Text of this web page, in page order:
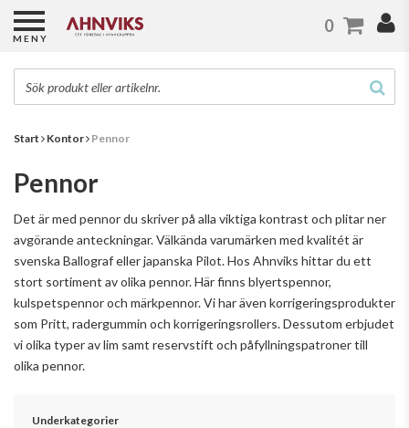
Start Kontor Pennor
Pennor
Det är med pennor du skriver på alla viktiga kontrast och plitar ner
avgörande anteckningar. Välkända varumärken med kvalitét är
svenska Ballograf eller japanska Pilot. Hos Ahnviks hittar du ett
stort sortiment av olika pennor. Här finns blyertspennor,
kulspetspennor och märkpennor. Vi har även korrigeringsprodukter
som Pritt, radergummin och korrigeringsrollers. Dessutom erbjudet
vi olika typer av lim samt reservstift och påfyllningspatroner till
olika pennor.
Underkategorier
MENY
0